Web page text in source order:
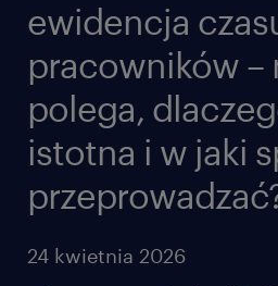
ewidencja
pracowników –
polega,
istotna i w jaki
24 kwietnia 2026